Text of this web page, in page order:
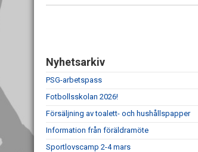
Nyhetsarkiv
PSG-arbetspass
Fotbollsskolan 2026!
Försäljning av toalett- och hushållspapper
Information från föräldramöte
Sportlovscamp 2-4 mars